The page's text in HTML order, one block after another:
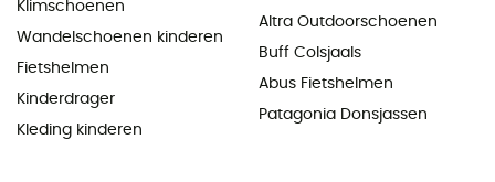
Klimschoenen
Wandelschoenen kinderen
Fietshelmen
Kinderdrager
Kleding kinderen
Altra Outdoorschoenen
Buff Colsjaals
Abus Fietshelmen
Patagonia Donsjassen